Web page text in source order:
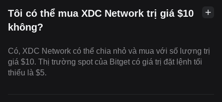
Tôi có thể mua XDC Network trị giá $10
không?
Có, XDC Network có thể chia nhỏ và mua với số lượng trị
giá $10. Thị trường spot của Bitget có giá trị đặt lệnh tối
thiểu là $5.